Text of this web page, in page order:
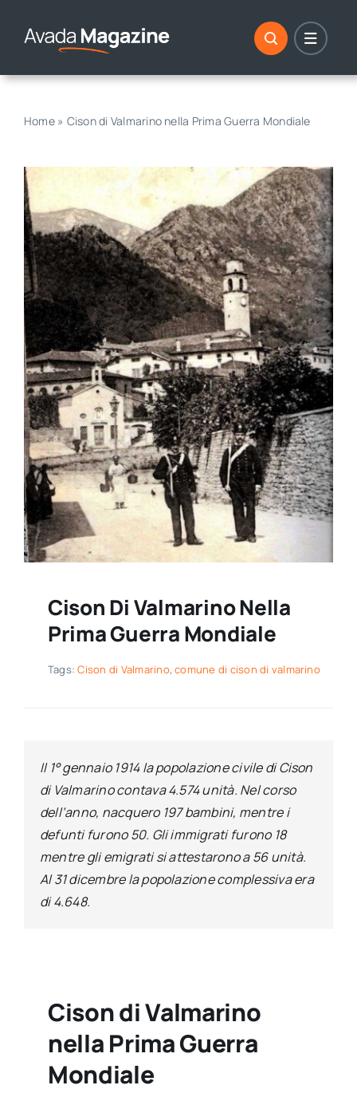
Home» Cison di Valmarino nella Prima Guerra Mondiale
Cison Di Valmarino Nella
Prima Guerra Mondiale
Tags:Cison di Valmarino,comune di cison di valmarino
Il 1° gennaio 1914 la popolazione civile di Cison
di Valmarino contava 4.574 unità. Nel corso
dell’anno, nacquero 197 bambini, mentre i
defunti furono 50. Gli immigrati furono 18
mentre gli emigrati si attestarono a 56 unità.
Al 31 dicembre la popolazione complessiva era
di 4.648.
Cison di Valmarino
nella Prima Guerra
Mondiale